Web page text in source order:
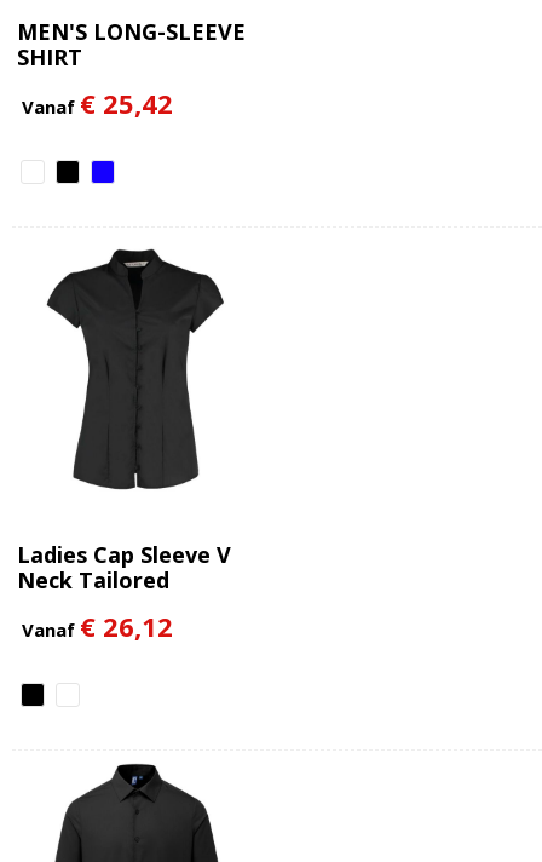
MEN'S LONG-SLEEVE
SHIRT
Vanaf € 25,42
Ladies Cap Sleeve V
Neck Tailored
Vanaf € 26,12